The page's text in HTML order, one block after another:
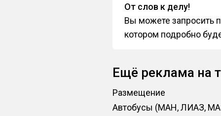
От слов к делу!
Вы можете запросить
котором подробно
Ещё реклама на
Размещение
Автобусы (МАН, ЛИАЗ,